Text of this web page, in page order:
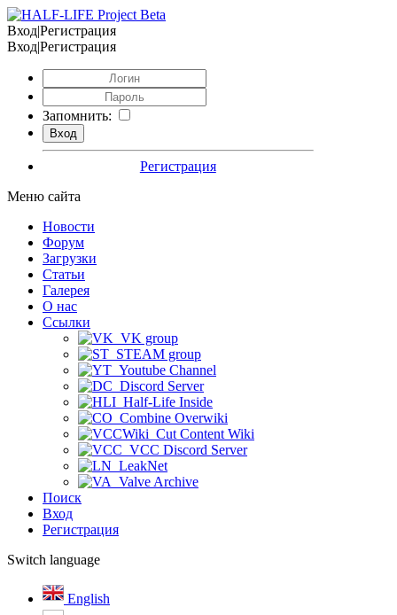
Вход|Регистрация
Вход|Регистрация
Запомнить:
Регистрация
Меню сайта
Новости
Форум
Загрузки
Статьи
Галерея
О нас
Ссылки
VK group
STEAM group
Youtube Channel
Discord Server
Half-Life Inside
Combine Overwiki
Cut Content Wiki
VCC Discord Server
LeakNet
Valve Archive
Поиск
Вход
Регистрация
Switch language
English